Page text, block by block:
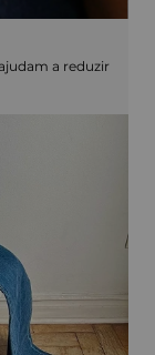
a reduzir